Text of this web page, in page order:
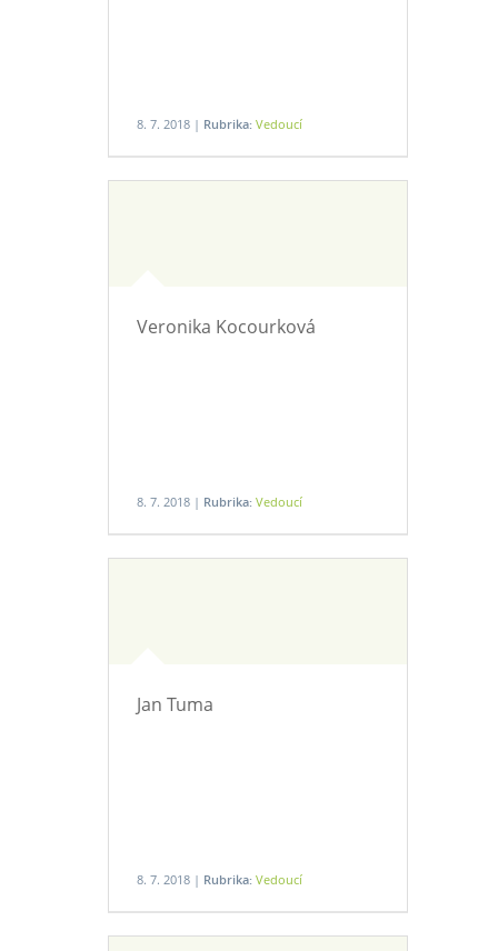
8. 7. 2018 | Rubrika: Vedoucí
Veronika Kocourková
8. 7. 2018 | Rubrika: Vedoucí
Jan Tuma
8. 7. 2018 | Rubrika: Vedoucí